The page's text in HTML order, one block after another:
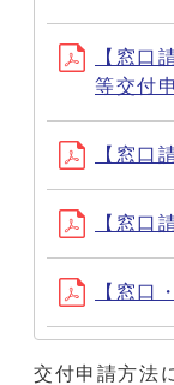
【窓口
等交付
【窓口
【窓口
【窓口
交付申請方法